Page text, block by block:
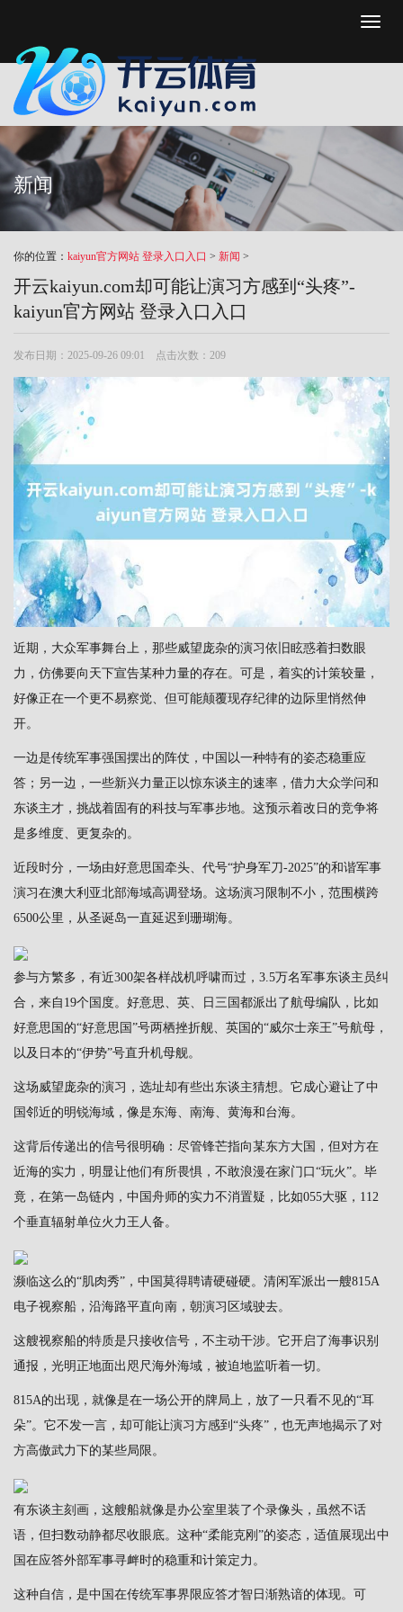
新闻
你的位置： kaiyun官方网站 登录入口入口 > 新闻 >
开云kaiyun.com却可能让演习方感到“头疼”-
kaiyun官方网站 登录入口入口
发布日期：2025-09-26 09:01 点击次数：209
近期，大众军事舞台上，那些威望庞杂的演习依旧眩惑着扫数眼
力，仿佛要向天下宣告某种力量的存在。可是，着实的计策较量，
好像正在一个更不易察觉、但可能颠覆现存纪律的边际里悄然伸
开。
一边是传统军事强国摆出的阵仗，中国以一种特有的姿态稳重应
答；另一边，一些新兴力量正以惊东谈主的速率，借力大众学问和
东谈主才，挑战着固有的科技与军事步地。这预示着改日的竞争将
是多维度、更复杂的。
近段时分，一场由好意思国牵头、代号“护身军刀-2025”的和谐军事
演习在澳大利亚北部海域高调登场。这场演习限制不小，范围横跨
6500公里，从圣诞岛一直延迟到珊瑚海。
参与方繁多，有近300架各样战机呼啸而过，3.5万名军事东谈主员纠
合，来自19个国度。好意思、英、日三国都派出了航母编队，比如
好意思国的“好意思国”号两栖挫折舰、英国的“威尔士亲王”号航母，
以及日本的“伊势”号直升机母舰。
这场威望庞杂的演习，选址却有些出东谈主猜想。它成心避让了中
国邻近的明锐海域，像是东海、南海、黄海和台海。
这背后传递出的信号很明确：尽管锋芒指向某东方大国，但对方在
近海的实力，明显让他们有所畏惧，不敢浪漫在家门口“玩火”。毕
竟，在第一岛链内，中国舟师的实力不消置疑，比如055大驱，112
个垂直辐射单位火力王人备。
濒临这么的“肌肉秀”，中国莫得聘请硬碰硬。清闲军派出一艘815A
电子视察船，沿海路平直向南，朝演习区域驶去。
这艘视察船的特质是只接收信号，不主动干涉。它开启了海事识别
通报，光明正地面出咫尺海外海域，被迫地监听着一切。
815A的出现，就像是在一场公开的牌局上，放了一只看不见的“耳
朵”。它不发一言，却可能让演习方感到“头疼”，也无声地揭示了对
方高傲武力下的某些局限。
有东谈主刻画，这艘船就像是办公室里装了个录像头，虽然不话
语，但扫数动静都尽收眼底。这种“柔能克刚”的姿态，适值展现出中
国在应答外部军事寻衅时的稳重和计策定力。
这种自信，是中国在传统军事界限应答才智日渐熟谙的体现。可